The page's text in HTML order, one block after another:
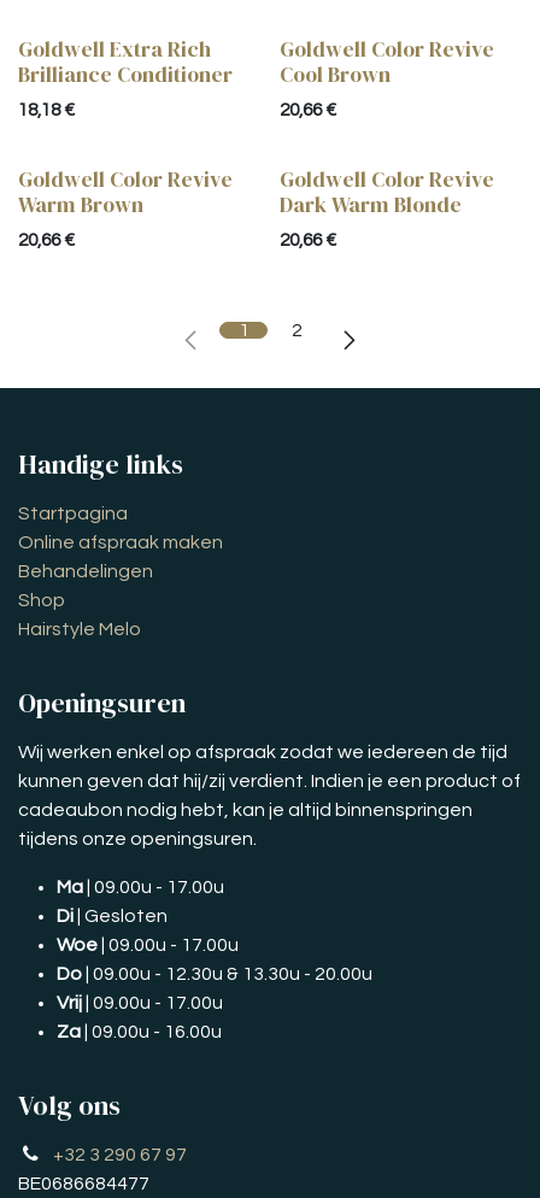
Goldwell Extra Rich
Brilliance Conditioner
18,18€
Goldwell Color Revive
Cool Brown
20,66€
Goldwell Color Revive
Warm Brown
20,66€
Goldwell Color Revive
Dark Warm Blonde
20,66€
1 2
Handige links
Startpagina
Online afspraak maken
Behandelingen
Shop
Hairstyle Melo
Openingsuren
Wij werken enkel op afspraak zodat we iedereen de tijd
kunnen geven dat hij/zij verdient. Indien je een product of
cadeaubon nodig hebt, kan je altijd binnenspringen
tijdens onze openingsuren.
Ma | 09.00u - 17.00u
Di | Gesloten
Woe | 09.00u - 17.00u
Do | 09.00u - 12.30u & 13.30u - 20.00u
Vrij | 09.00u - 17.00u
Za | 09.00u - 16.00u
Volg ons
+32 3 290 67 97
BE0686684477